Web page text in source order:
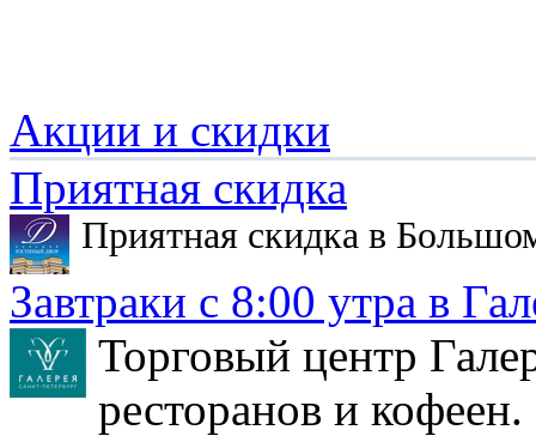
Акции и скидки
Приятная скидка
Приятная скидка в
Завтраки с 8:00 утра в
Торговый центр
ресторанов и кофеен.